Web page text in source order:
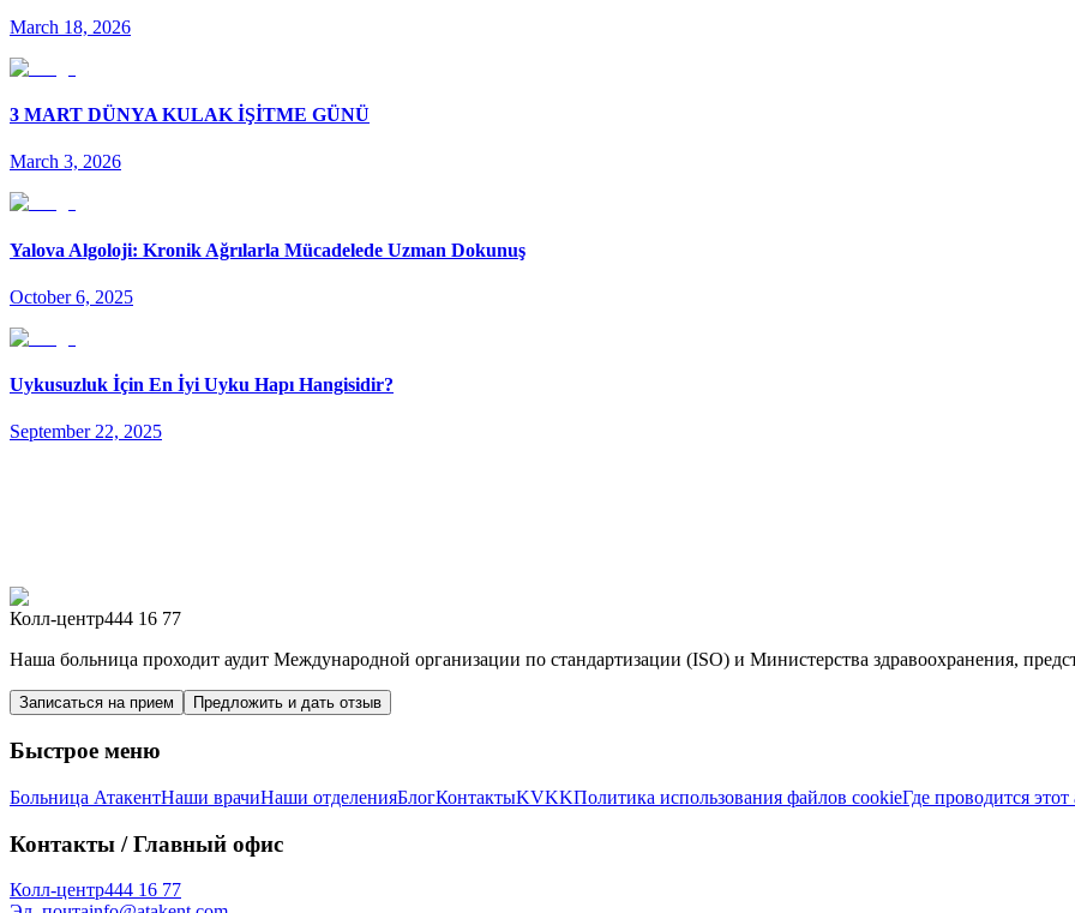
March 18, 2026
3 MART DÜNYA KULAK İŞİTME GÜNÜ
March 3, 2026
Yalova Algoloji: Kronik Ağrılarla Mücadelede Uzman Dokunuş
October 6, 2025
Uykusuzluk İçin En İyi Uyku Hapı Hangisidir?
September 22, 2025
Колл-центр444 16 77
Наша больница проходит аудит Международной организации по стандартизации (ISO) и Министерства здравоохранения,
Записаться на прием Предложить и дать отзыв
Быстрое меню
Больница АтакентНаши врачиНаши отделенияБлогКонтактыKVKKПолитика использования файлов cookieГде проводится этот
Контакты / Главный офис
Колл-центр444 16 77